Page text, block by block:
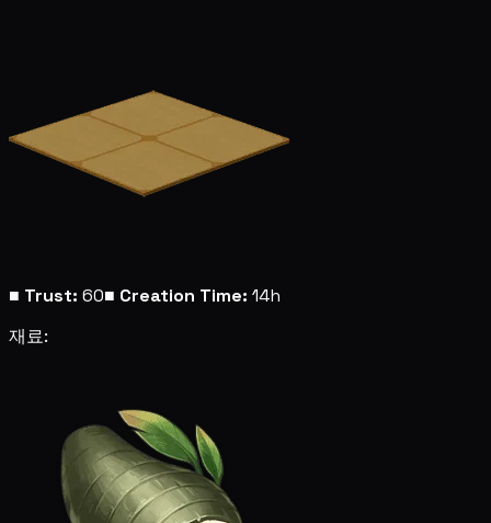
■ Trust: 60■ Creation Time: 14h
재료: